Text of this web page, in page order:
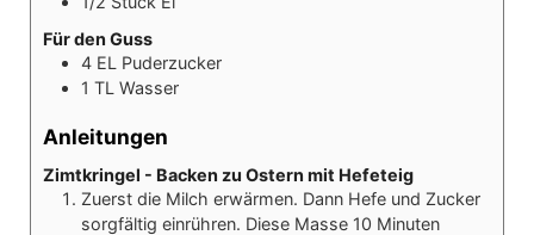
Für den Guss
4 EL Puderzucker
1 TL Wasser
Anleitungen
Zimtkringel - Backen zu Ostern mit Hefeteig
Zuerst die Milch erwärmen. Dann Hefe und Zucker
sorgfältig einrühren. Diese Masse 10 Minuten